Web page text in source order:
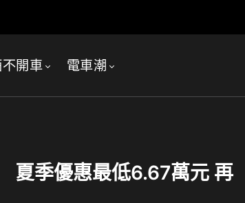
開車 電車潮
季優惠最低6.67萬元 再